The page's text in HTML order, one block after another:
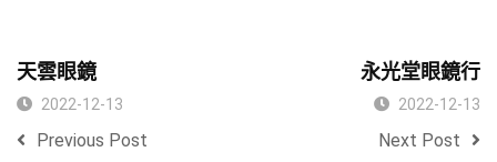
天雲眼鏡
2022-12-13
Previous Post
永光堂眼鏡行
2022-12-13
Next Post